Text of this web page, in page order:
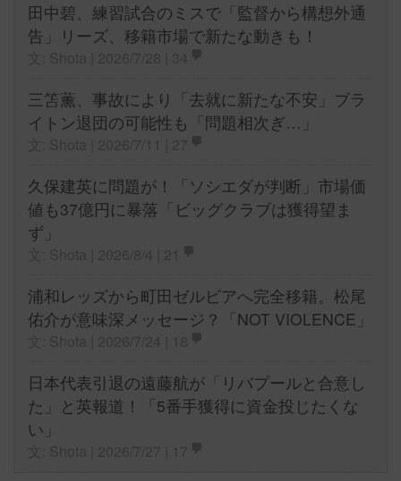
田中碧、練習試合のミスで「監督から構想外通
告」リーズ、移籍市場で新たな動きも！
三笘薫、事故により「去就に新たな不安」ブラ
イトン退団の可能性も「問題相次ぎ…」
久保建英に問題が！「ソシエダが判断」市場価
値も37億円に暴落「ビッグクラブは獲得望ま
ず」
浦和レッズから町田ゼルビアへ完全移籍。松尾
佑介が意味深メッセージ？「NOT VIOLENCE」
日本代表引退の遠藤航が「リバプールと合意し
た」と英報道！「5番手獲得に資金投じたくな
い」